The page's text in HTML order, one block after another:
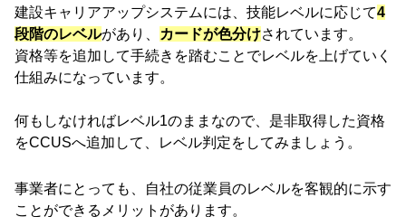
建設キャリアアップシステムには、技能レベルに応じて4
段階のレベルがあり、 カードが色分けされています。
資格等を追加して手続きを踏むことでレベルを上げていく
仕組みになっています。
何もしなければレベル1のままなので、是非取得した資格
をCCUSへ追加して、レベル判定をしてみましょう。
事業者にとっても、自社の従業員のレベルを客観的に示す
ことができるメリットがあります。